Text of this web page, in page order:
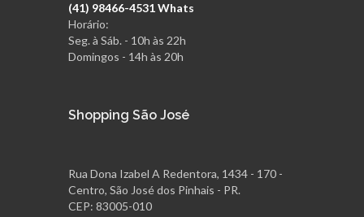
(41) 98466-4531 Whats
Horário:
Seg. à Sáb. - 10h às 22h
Domingos - 14h às 20h
Shopping São José
Rua Dona Izabel A Redentora, 1434 - 170 -
Centro, São José dos Pinhais - PR.
CEP: 83005-010